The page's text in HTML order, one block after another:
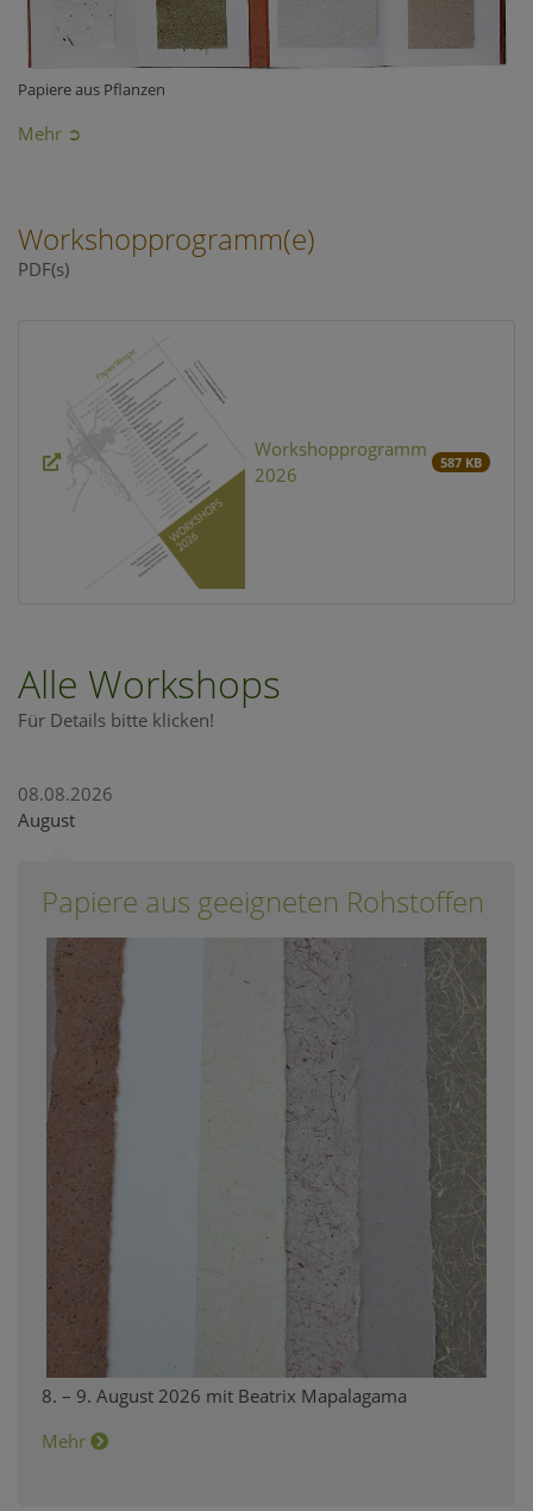
Papiere aus Pflanzen
Mehr ➲
Workshopprogramm(e)
PDF(s)
Workshopprogramm
2026
587 KB
Alle Workshops
Für Details bitte klicken!
08.08.2026
August
Papiere aus geeigneten Rohstoffen
8. – 9. August 2026 mit Beatrix Mapalagama
Mehr